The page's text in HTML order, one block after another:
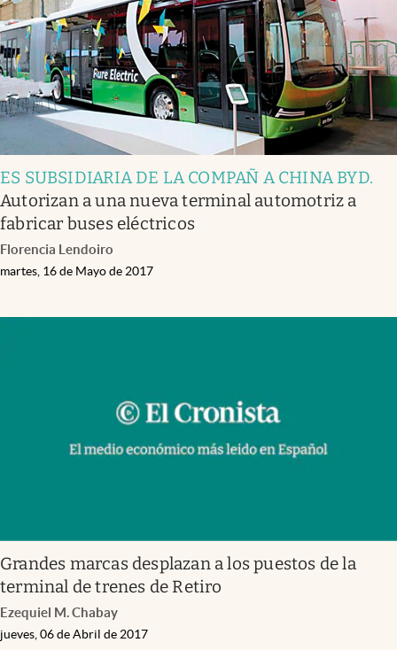
ES SUBSIDIARIA DE LA COMPAÑ A CHINA BYD.
Autorizan a una nueva terminal automotriz a
fabricar buses eléctricos
Florencia Lendoiro
martes, 16 de Mayo de 2017
Grandes marcas desplazan a los puestos de la
terminal de trenes de Retiro
Ezequiel M. Chabay
jueves, 06 de Abril de 2017